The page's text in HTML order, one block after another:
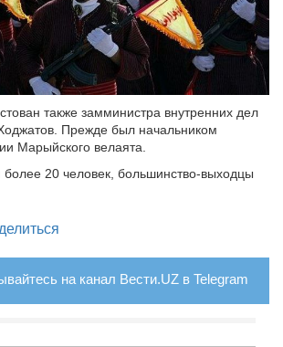
также замминистра внутренних дел
Прежде был начальником
Марыйского велаята.
более 20 человек, большинство-выходцы
на канал Вести.UZ в Telegram